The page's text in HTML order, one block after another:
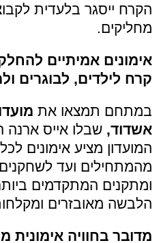
מחליקים.
אימונים אמיתיים
קרח לילדים, לבוגרים
במתחם תמצאו את
אשדוד, שבלו אייס
המועדון מציע אימונים
מהמתחילים ועד
ומתקנים המתקדמים
הלבשה מאובזרים
מדובר בחוויה